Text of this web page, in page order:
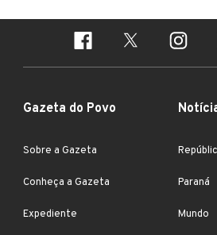
Gazeta do Povo
Sobre a Gazeta
Conheça a Gazeta
Expediente
Paraná
Mundo